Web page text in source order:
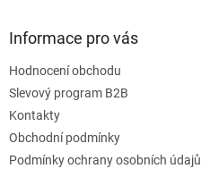
Informace pro vás
Hodnocení obchodu
Slevový program B2B
Kontakty
Obchodní podmínky
Podmínky ochrany osobních údajů